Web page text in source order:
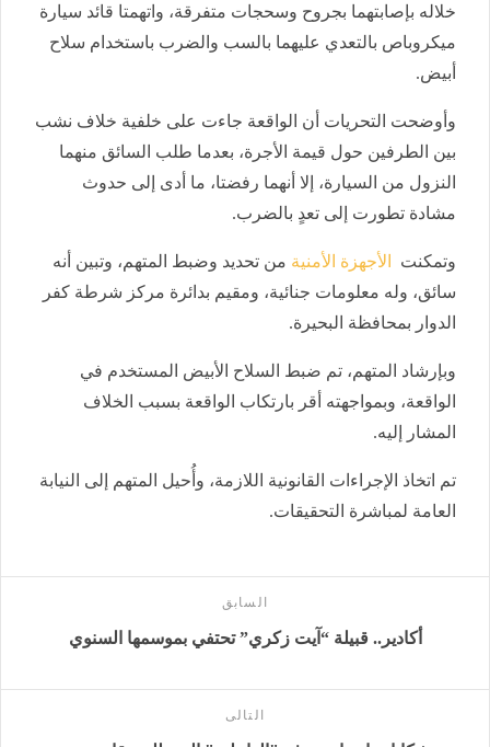
خلاله بإصابتهما بجروح وسحجات متفرقة، واتهمتا قائد سيارة
ميكروباص بالتعدي عليهما بالسب والضرب باستخدام سلاح
أبيض.
وأوضحت التحريات أن الواقعة جاءت على خلفية خلاف نشب
بين الطرفين حول قيمة الأجرة، بعدما طلب السائق منهما
النزول من السيارة، إلا أنهما رفضتا، ما أدى إلى حدوث
مشادة تطورت إلى تعدٍ بالضرب.
وتمكنت الأجهزة الأمنية من تحديد وضبط المتهم، وتبين أنه
سائق، وله معلومات جنائية، ومقيم بدائرة مركز شرطة كفر
الدوار بمحافظة البحيرة.
وبإرشاد المتهم، تم ضبط السلاح الأبيض المستخدم في
الواقعة، وبمواجهته أقر بارتكاب الواقعة بسبب الخلاف
المشار إليه.
تم اتخاذ الإجراءات القانونية اللازمة، وأُحيل المتهم إلى النيابة
العامة لمباشرة التحقيقات.
السابق
أكادير.. قبيلة “آيت زكري” تحتفي بموسمها السنوي
التالى